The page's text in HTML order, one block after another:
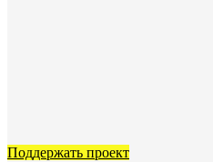
Поддержать проект